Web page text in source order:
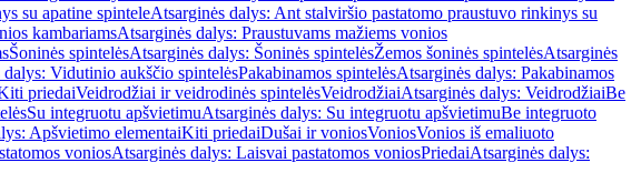
su apatine spinteleAtsarginės dalys: Ant stalviršio pastatomo praustuvo rinkinys su
kambariamsAtsarginės dalys: Praustuvams mažiems vonios
Šoninės spintelėsAtsarginės dalys: Šoninės spintelėsŽemos šoninės spintelėsAtsarginės
dalys: Vidutinio aukščio spintelėsPakabinamos spintelėsAtsarginės dalys: Pakabinamos
priedaiVeidrodžiai ir veidrodinės spintelėsVeidrodžiaiAtsarginės dalys: VeidrodžiaiBe
Su integruotu apšvietimuAtsarginės dalys: Su integruotu apšvietimuBe integruoto
Apšvietimo elementaiKiti priedaiDušai ir voniosVoniosVonios iš emaliuoto
voniosAtsarginės dalys: Laisvai pastatomos voniosPriedaiAtsarginės dalys: